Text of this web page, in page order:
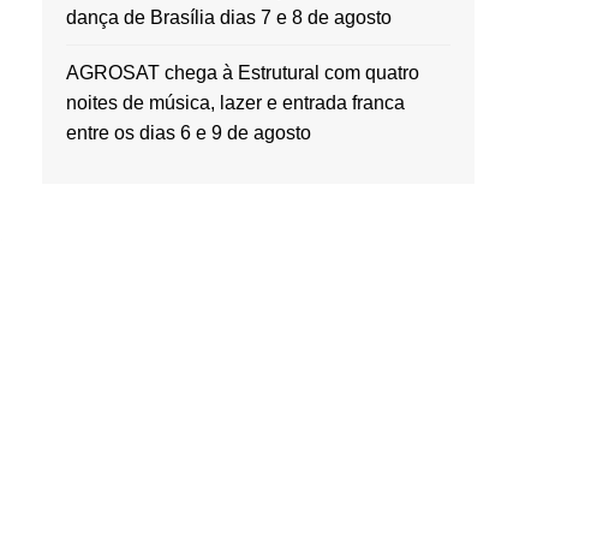
dança de Brasília dias 7 e 8 de agosto
AGROSAT chega à Estrutural com quatro
noites de música, lazer e entrada franca
entre os dias 6 e 9 de agosto